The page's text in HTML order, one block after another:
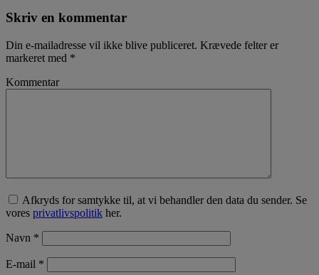
Skriv en kommentar
Din e-mailadresse vil ikke blive publiceret. Krævede felter er
markeret med *
Kommentar
Afkryds for samtykke til, at vi behandler den data du sender. Se
vores privatlivspolitik her.
Navn *
E-mail *